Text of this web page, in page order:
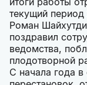
текущий период
Роман
поздравил
ведомства,
плодотворной
С начала года